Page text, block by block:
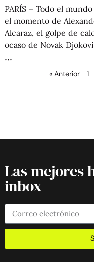
PARÍS – Todo el
el momento de
Alcaraz, el golpe de
ocaso de Novak
« Anterior 1
Las mejores
inbox